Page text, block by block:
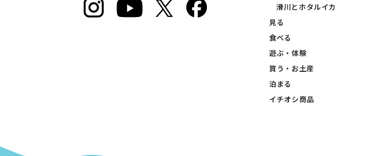
滑川とホタルイカ
見る
食べる
遊ぶ・体験
買う・お土産
泊まる
イチオシ商品